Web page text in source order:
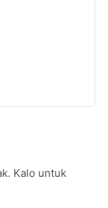
Kalo untuk